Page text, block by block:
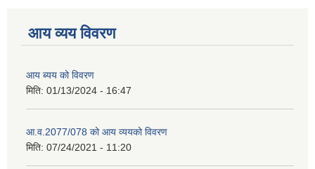
आय व्यय विवरण
आय ब्यय को विवरण
मिति: 01/13/2024 - 16:47
आ.व.2077/078 को आय व्ययको विवरण
मिति: 07/24/2021 - 11:20